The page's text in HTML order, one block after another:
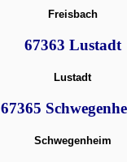
Freisbach
67363 Lustadt
Lustadt
67365
Schwegenheim